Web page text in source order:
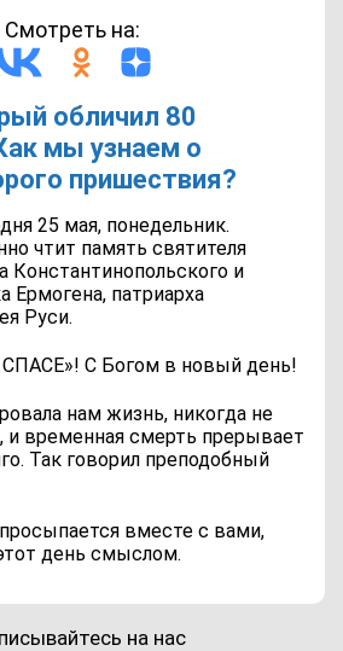
Смотреть на:
обличил 80
мы узнаем о
пришествия?
25 мая, понедельник.
чтит память святителя
Константинопольского и
Ермогена, патриарха
Руси.
С Богом в новый день!
нам жизнь, никогда не
временная смерть прерывает
Так говорил преподобный
вместе с вами,
день смыслом.
на нас